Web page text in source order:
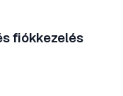
fiókkezelés